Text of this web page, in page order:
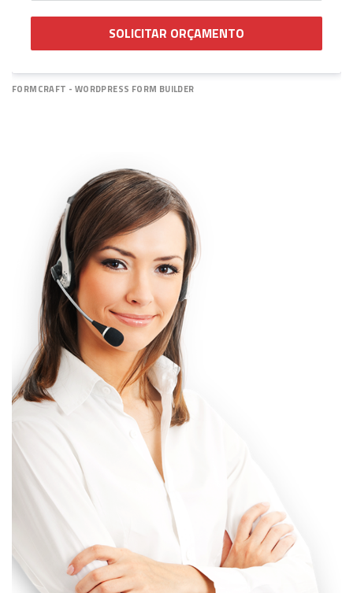
SOLICITAR ORÇAMENTO
FORMCRAFT - WORDPRESS FORM BUILDER